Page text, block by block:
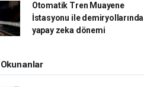
Otomatik Tren Muayene
İstasyonu ile demiryollarında
yapay zeka dönemi